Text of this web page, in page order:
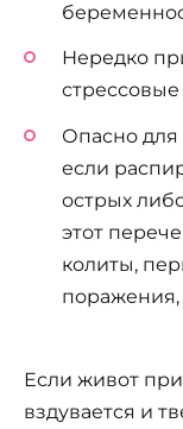
Нередко
Опасно
если
острых
этот
колиты,
поражения,
Если живот
вздувается и